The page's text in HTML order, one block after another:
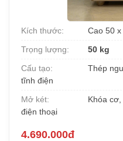
Kích thước:
Cao 50
Trọng lượng:
50 kg
Cấu tạo:
Thép
tĩnh điện
Mở két:
Khóa
điện thoại
4.690.000đ